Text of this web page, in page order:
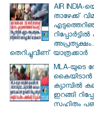
AIR INDIA-
താഴേക്ക്
തെറിച്ചുവീണ് യാത്രക്കാർ
MLA-യുടെ
കൈയിടാൻ
ക്യാമ്പിൽ
ഇറങ്ങി
സഹിതം